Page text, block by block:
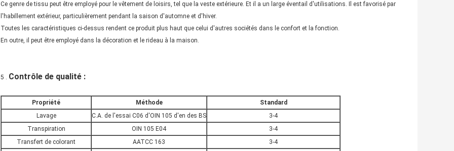
Ce genre de tissu peut être employé pour le vêtement de loisirs, tel que la veste extérieure. Et il a un large éventail d'utilisations. Il est favorisé par
l'habillement extérieur, particulièrement pendant la saison d'automne et d'hiver.
Toutes les caractéristiques ci-dessus rendent ce produit plus haut que celui d'autres sociétés dans le confort et la fonction.
En outre, il peut être employé dans la décoration et le rideau à la maison.
5 . Contrôle de qualité :
Propriété Méthode
Standard
Lavage
C.A. de l'essai C06 d'OIN 105 d'en des BS
3-4
Transpiration
OIN 105 E04
3-4
Transfert de colorant
AATCC 163
3-4